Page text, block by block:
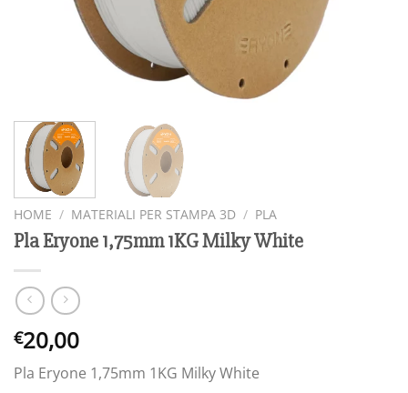
HOME / MATERIALI PER STAMPA 3D / PLA
Pla Eryone 1,75mm 1KG Milky White
€20,00
Pla Eryone 1,75mm 1KG Milky White